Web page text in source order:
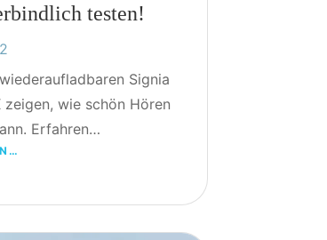
testen!
Signia
wie schön Hören
Erfahren…